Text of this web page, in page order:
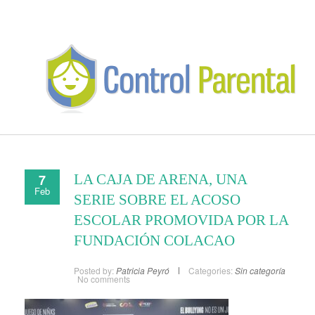
7
Feb
LA CAJA DE ARENA, UNA
SERIE SOBRE EL ACOSO
ESCOLAR PROMOVIDA POR LA
FUNDACIÓN COLACAO
Posted by: Patricia Peyró Categories: Sin categoría
No comments